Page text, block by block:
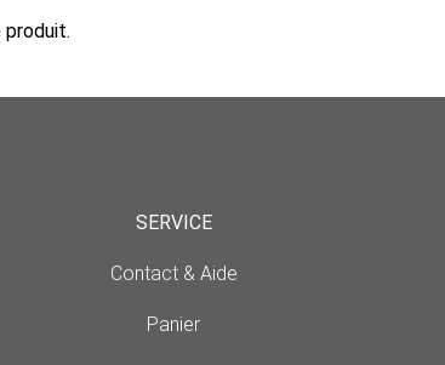
produit.
SERVICE
Contact & Aide
Panier